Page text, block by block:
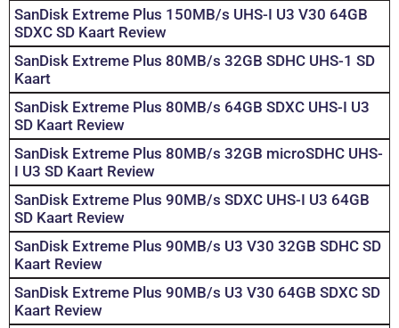
SanDisk Extreme Plus 150MB/s UHS-I U3 V30 64GB
SDXC SD Kaart Review
SanDisk Extreme Plus 80MB/s 32GB SDHC UHS-1 SD
Kaart
SanDisk Extreme Plus 80MB/s 64GB SDXC UHS-I U3
SD Kaart Review
SanDisk Extreme Plus 80MB/s 32GB microSDHC UHS-
I U3 SD Kaart Review
SanDisk Extreme Plus 90MB/s SDXC UHS-I U3 64GB
SD Kaart Review
SanDisk Extreme Plus 90MB/s U3 V30 32GB SDHC SD
Kaart Review
SanDisk Extreme Plus 90MB/s U3 V30 64GB SDXC SD
Kaart Review